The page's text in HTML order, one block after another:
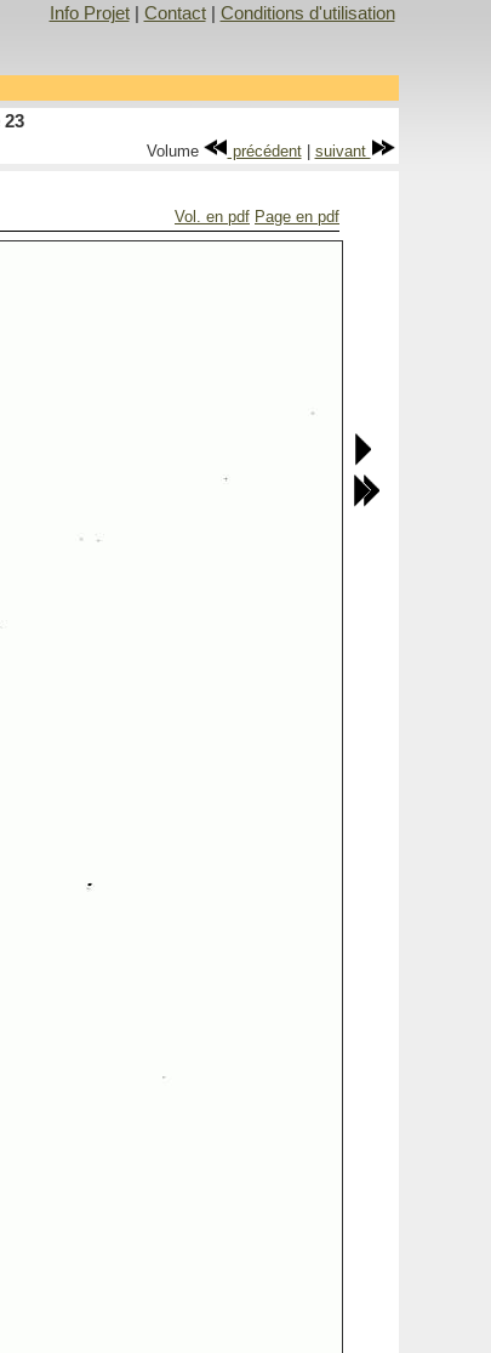
Info Projet| Contact| Conditions d'utilisation
Volume précédent| suivant
Vol. en pdf Page en pdf